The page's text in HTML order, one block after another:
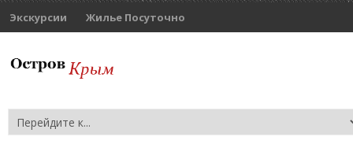
Экскурсии Жилье Посуточно